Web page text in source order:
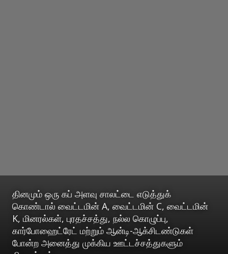
தினமும் ஒரு கப் அளவு சாலட்டை எடுத்துக்
கொண்டால் வைட்டமின் A, வைட்டமின் C, வைட்டமின்
K, மினரல்கள், புரதச்சத்து, நல்ல கொழுப்பு,
கார்போஹைட்ரேட் மற்றும் ஆன்டி-ஆக்சிடண்டுகள்
போன்ற அனைத்து முக்கிய ஊட்டச்சத்துகளும்